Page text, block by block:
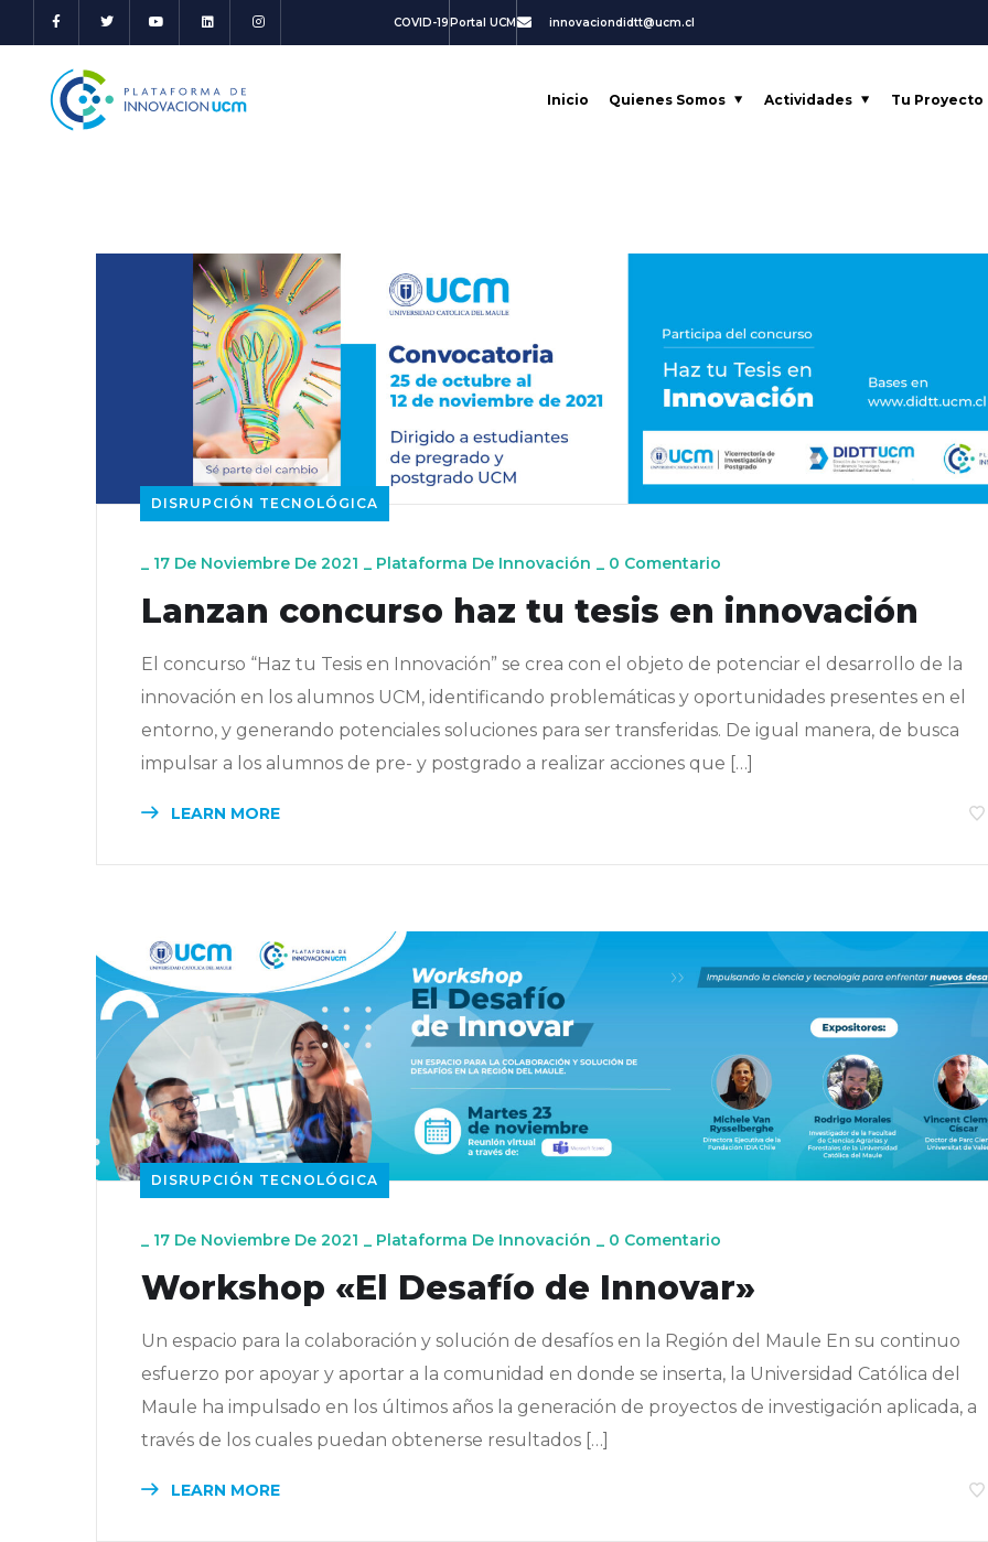
COVID-19Portal UCM innovaciondidtt@ucm.cl
Inicio Quienes Somos Actividades Tu
DISRUPCIÓN TECNOLÓGICA
17 De Noviembre De 2021 Plataforma De Innovación 0 Comentario
Lanzan concurso haz tu tesis en innovación
El concurso “Haz tu Tesis en Innovación” se crea con el objeto de potenciar el desarrollo de la
innovación en los alumnos UCM, identificando problemáticas y oportunidades presentes en el
entorno, y generando potenciales soluciones para ser transferidas. De igual manera, de busca
impulsar a los alumnos de pre- y postgrado a realizar acciones que […]
LEARN MORE
DISRUPCIÓN TECNOLÓGICA
_ 17 De Noviembre De 2021 _ Plataforma De Innovación _ 0 Comentario
Workshop «El Desafío de Innovar»
Un espacio para la colaboración y solución de desafíos en la Región del Maule En su continuo
esfuerzo por apoyar y aportar a la comunidad en donde se inserta, la Universidad Católica del
Maule ha impulsado en los últimos años la generación de proyectos de investigación aplicada, a
través de los cuales puedan obtenerse resultados […]
LEARN MORE